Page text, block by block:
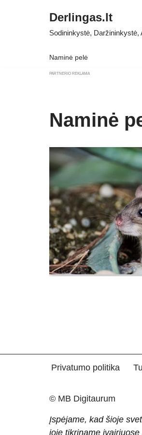
Derlingas.lt
Sodininkystė, Daržininkystė,
Naminė pelė
PARTNERIO REKLAMA
Naminė
Privatumo politika
© MB Digitaurum
Įspėjame, kad šioje
joje tikriname